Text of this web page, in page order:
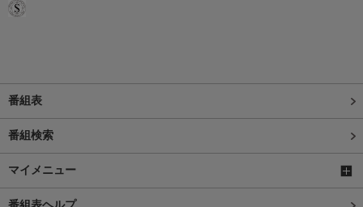
番組表
番組検索
マイメニュー